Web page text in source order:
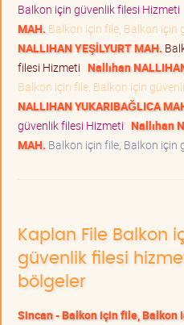
Balkon için güvenlik filesi Hizmeti
MAH. Balkon için file, Balkon için
NALLIHAN YEŞİLYURT MAH.
filesi Hizmeti Nallıhan
Balkon için file, Balkon için
NALLIHAN YUKARIBAĞLICA
güvenlik filesi Hizmeti Nallıhan
MAH. Balkon için file, Balkon için
Kaplan File Balkon
güvenlik filesi
bölgeler
Sincan - Balkon için file,